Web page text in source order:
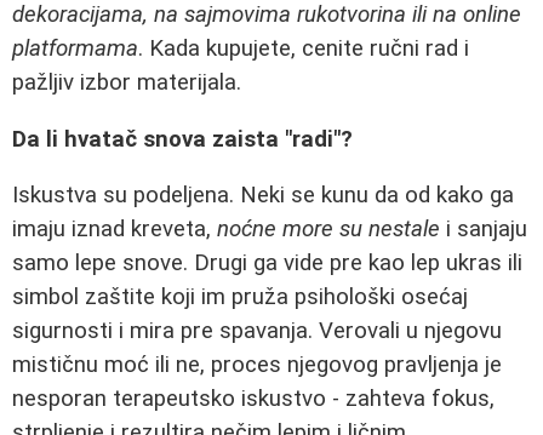
dekoracijama, na sajmovima rukotvorina ili na online
platformama. Kada kupujete, cenite ručni rad i
pažljiv izbor materijala.
Da li hvatač snova zaista "radi"?
Iskustva su podeljena. Neki se kunu da od kako ga
imaju iznad kreveta, noćne more su nestale i sanjaju
samo lepe snove. Drugi ga vide pre kao lep ukras ili
simbol zaštite koji im pruža psihološki osećaj
sigurnosti i mira pre spavanja. Verovali u njegovu
mističnu moć ili ne, proces njegovog pravljenja je
nesporan terapeutsko iskustvo - zahteva fokus,